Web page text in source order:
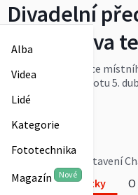
Alba
Videa
Lidé
Kategorie
Fototechnika
Magazín Nové
Divadelní
Charleyova
Premiéra inscenace
pro rok 2025 v sobotu 5.
F. Mareš
dolnicermna
Divadelní představení
Fotky